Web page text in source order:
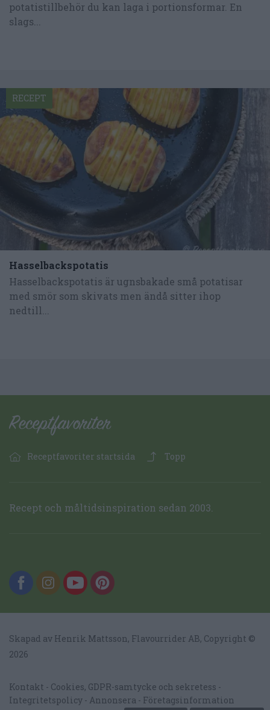
potatistillbehör du kan laga i portionsformar. En
slags...
Hasselbackspotatis
Hasselbackspotatis är ugnsbakade små potatisar
med smör som skivats men ändå sitter ihop
nedtill...
RECEPT
Receptfavoriter startsida Topp
Recept och måltidsinspiration sedan 2003.
Skapad av Henrik Mattsson, Flavourrider AB, Copyright ©
2026
Kontakt
Cookies, GDPR-samtycke och sekretess
Integritetspolicy
Annonsera Företagsinformation